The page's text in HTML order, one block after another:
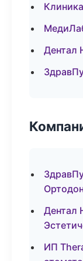
Дентал
Дентал
ИП